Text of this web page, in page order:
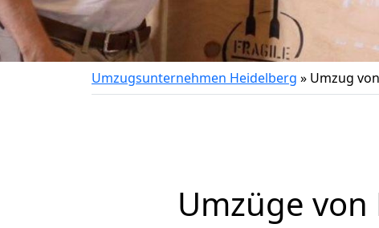
Umzugsunternehmen Heidelberg » Umzug
Umzüge